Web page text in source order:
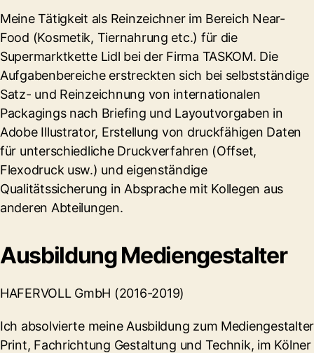
Meine Tätigkeit als Reinzeichner im Bereich Near-
Food (Kosmetik, Tiernahrung etc.) für die
Supermarktkette Lidl bei der Firma TASKOM. Die
Aufgabenbereiche erstreckten sich bei selbstständige
Satz- und Reinzeichnung von internationalen
Packagings nach Briefing und Layoutvorgaben in
Adobe Illustrator, Erstellung von druckfähigen Daten
für unterschiedliche Druckverfahren (Offset,
Flexodruck usw.) und eigenständige
Qualitätssicherung in Absprache mit Kollegen aus
anderen Abteilungen.
Ausbildung Mediengestalter
HAFERVOLL GmbH (2016-2019)
Ich absolvierte meine Ausbildung zum Mediengestalter
Print, Fachrichtung Gestaltung und Technik, im Kölner